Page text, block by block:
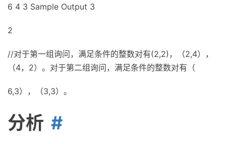
6 4 3 Sample Output 3
2
//对于第一组询问，满足条件的整数对有(2,2)，（2,4），
（4，2）。对于第二组询问，满足条件的整数对有（
6,3），（3,3）。
分析